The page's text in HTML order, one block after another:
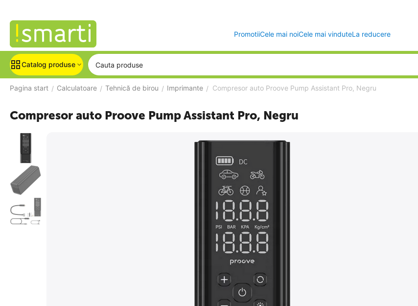
PromotiiCele mai noiCele mai vinduteLa reducere
Catalog produse
Pagina start / Calculatoare / Tehnică de birou / Imprimante / Compresor auto Proove Pump Assistant Pro, Negru
Compresor auto Proove Pump Assistant Pro, Negru